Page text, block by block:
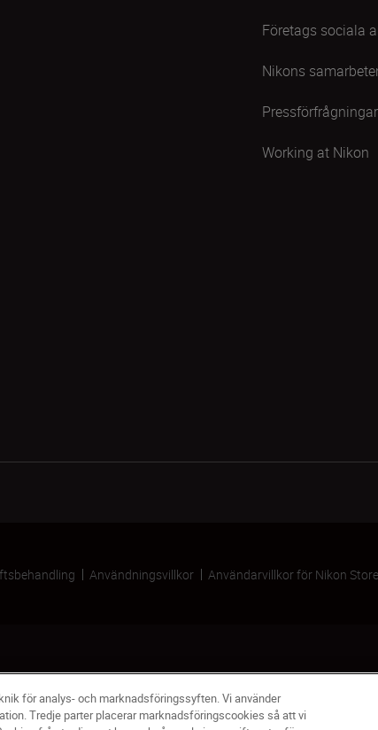
Företags sociala
Nikons
Pressförfrågningar
Working at Nikon
Användningsvillkor Användarvillkor för Nikon Store
för analys- och marknadsföringssyften. Vi använder
Tredje parter placerar marknadsföringscookies så att vi